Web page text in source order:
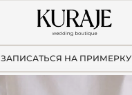
ЗАПИСАТЬСЯ НА ПРИМЕРКУ